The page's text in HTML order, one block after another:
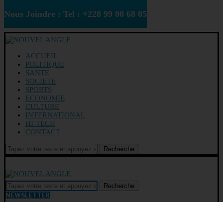
Nous Joindre : Tel : +228 99 00 68 05
ACCUEIL
POLITIQUE
SANTE
SOCIETE
SPORTS
ECONOMIE
CULTURE
INTERNATIONAL
HI-TECH
CONTACT
Recherche
Recherche
NEWSLETTER